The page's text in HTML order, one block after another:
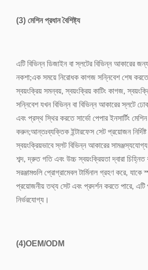
(3) মেশিন প্রধান বৈশিষ্ট্য
এটি বিভিন্ন ডিজাইন বা স্লটের বিভিন্ন আকারের জন্য
নকশা;এক সময়ে নিরোধক কাগজ সন্নিবেশ শেষ করতে
স্বয়ংক্রিয় সমন্বয়, স্বয়ংক্রিয় কাটিং কাগজ,
সন্নিবেশ যখন বিভিন্ন বা বিভিন্ন আকারের স্লটে
এবং প্রস্থ স্থির করতে সার্ভো পেপার ইনসার্টিং মেশিন
করুন;আন্তঃব্যক্তিক ইন্টারফেস সেট প্রয়োজন নির্দিষ্ট
স্বয়ংক্রিয়ভাবে স্লট বিভিন্ন আকারের
শব্দ, দ্রুত গতি এবং উচ্চ স্বয়ংক্রিয়তা দ্বারা চিহ্নিত
সরঞ্জামগুলি প্রোগ্রামেবল টার্মিনাল গ্রহণ করে, যাকে
প্রয়োজনীয় তথ্য সেট এবং প্রদর্শন করতে পারে, এটি
নির্ভরযোগ্য।
(4)OEM/ODM